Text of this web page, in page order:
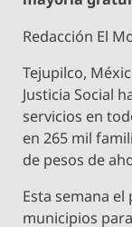
Redacción El
Tejupilco,
Justicia Social
servicios en
en 265 mil
de pesos de
Esta semana
municipios